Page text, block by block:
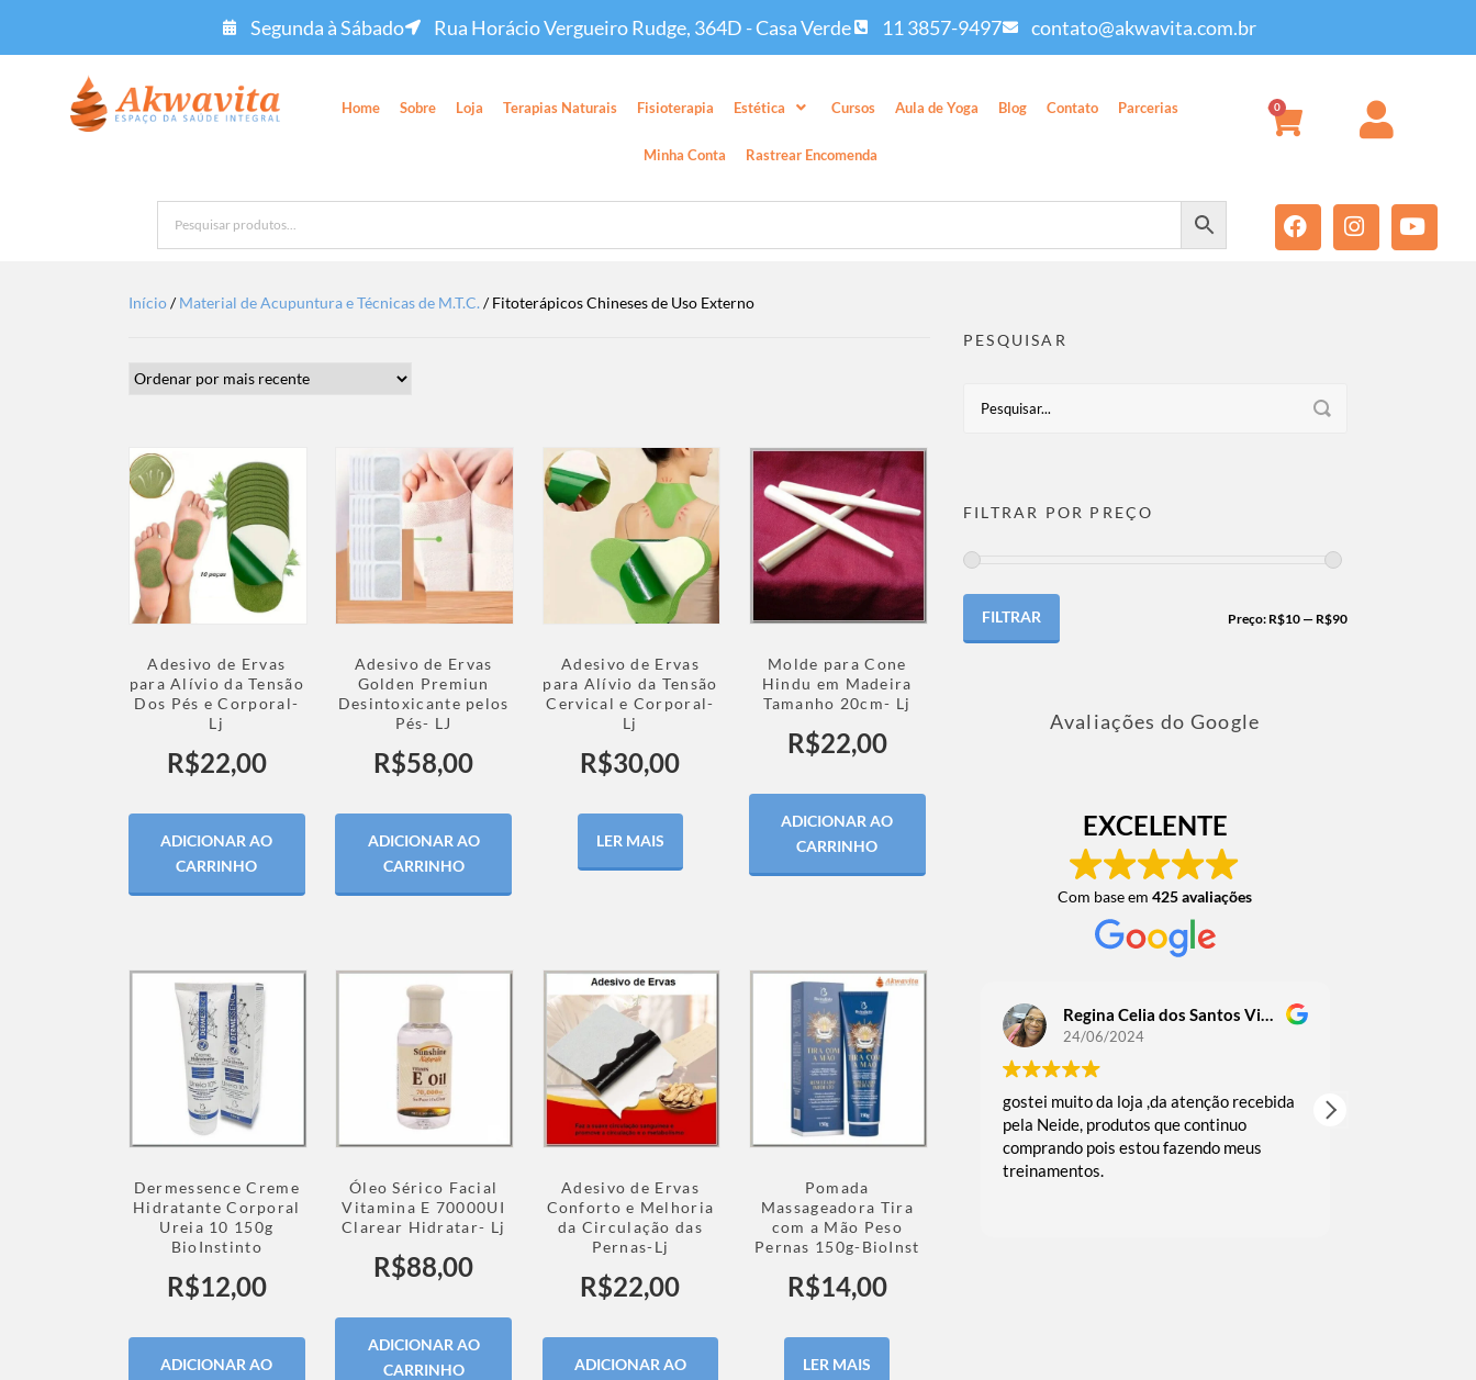
Segunda à Sábado Rua Horácio Vergueiro Rudge, 364D - Casa Verde 11 3857-9497 contato@akwavita.com.br
Home Sobre Loja Terapias Naturais Fisioterapia Estética Cursos Aula de Yoga Blog Contato Parcerias
Minha Conta Rastrear Encomenda
0
Início/Material de Acupuntura e Técnicas de M.T.C. / Fitoterápicos Chineses de Uso Externo
Adesivo de Ervas
para Alívio da Tensão
Dos Pés e Corporal-
Lj
R$22,00
ADICIONAR AO
CARRINHO
Adesivo de Ervas
Golden Premiun
Desintoxicante pelos
Pés- LJ
R$58,00
ADICIONAR AO
CARRINHO
Adesivo de Ervas
para Alívio da Tensão
Cervical e Corporal-
Lj
R$30,00
LER MAIS
Molde para Cone
Hindu em Madeira
Tamanho 20cm- Lj
R$22,00
ADICIONAR AO
CARRINHO
Dermessence Creme
Hidratante Corporal
Ureia 10 150g
BioInstinto
R$12,00
ADICIONAR AO
Óleo Sérico Facial
Vitamina E 70000UI
Clarear Hidratar- Lj
R$88,00
ADICIONAR AO
CARRINHO
Adesivo de Ervas
Conforto e Melhoria
da Circulação das
Pernas-Lj
R$22,00
ADICIONAR AO
Pomada
Massageadora Tira
com a Mão Peso
Pernas 150g-BioInst
R$14,00
LER MAIS
PESQUISAR
FILTRAR POR PREÇO
FILTRAR Preço: R$10— R$90
Avaliações do Google
EXCELENTE
Com base em425 avaliações
Regina Celia dos Santos Victoriano Guedes
24/06/2024
gostei muito da loja ,da atenção recebida
pela Neide, produtos que continuo
comprando pois estou fazendo meus
treinamentos.